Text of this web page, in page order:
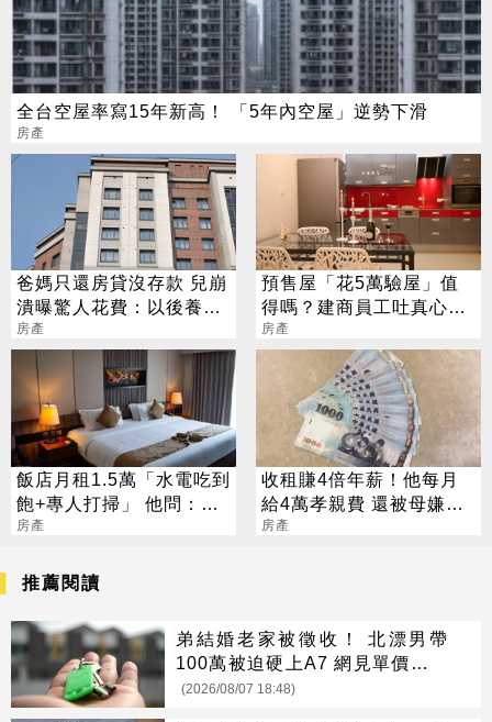
全台空屋率寫15年新高！ 「5年內空屋」逆勢下滑
房產
爸媽只還房貸沒存款 兒崩
潰曝驚人花費：以後養不
起
房產
預售屋「花5萬驗屋」值
得嗎？建商員工吐真心
話：裝懂的太多
房產
飯店月租1.5萬「水電吃到
飽+專人打掃」 他問：幹
嘛買房呢？
房產
收租賺4倍年薪！他每月
給4萬孝親費 還被母嫌不
孝
房產
推薦閱讀
弟結婚老家被徵收！ 北漂男帶
100萬被迫硬上A7 網見單價驚呆
了
(2026/08/07 18:48)